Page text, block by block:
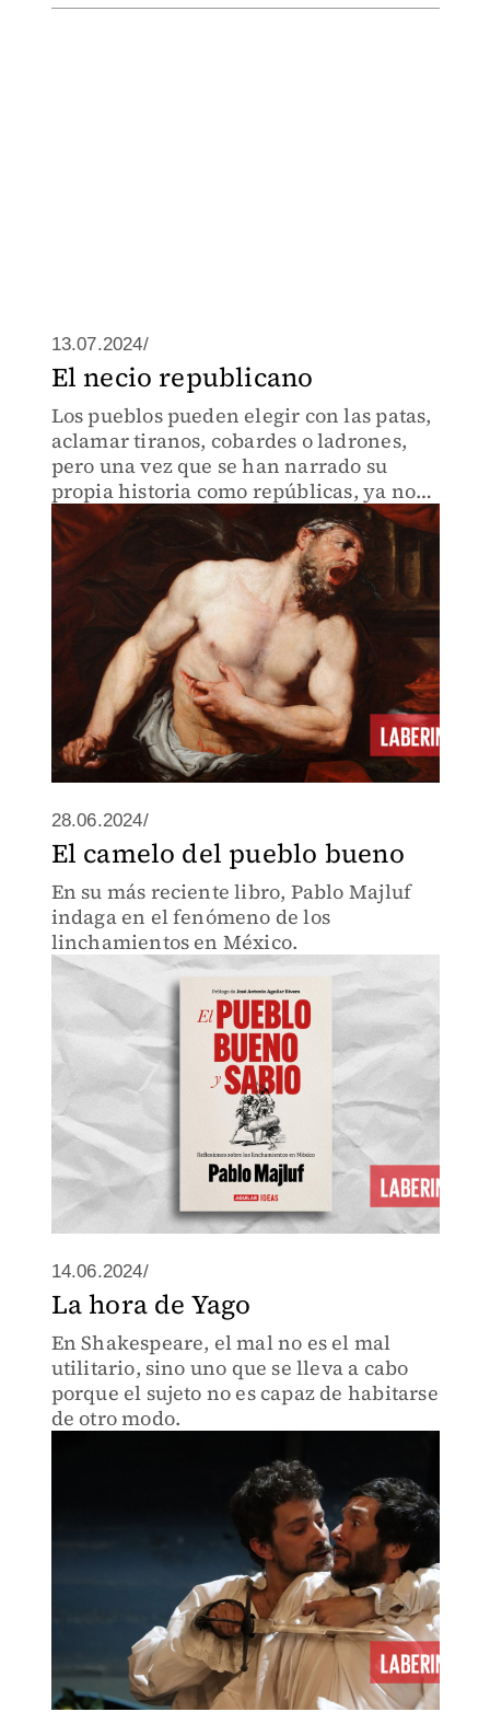
13.07.2024/
El necio republicano
Los pueblos pueden elegir con las patas,
aclamar tiranos, cobardes o ladrones,
pero una vez que se han narrado su
propia historia como repúblicas, ya no
saben renunciar a esa referencia.
28.06.2024/
El camelo del pueblo bueno
En su más reciente libro, Pablo Majluf
indaga en el fenómeno de los
linchamientos en México.
14.06.2024/
La hora de Yago
En Shakespeare, el mal no es el mal
utilitario, sino uno que se lleva a cabo
porque el sujeto no es capaz de habitarse
de otro modo.